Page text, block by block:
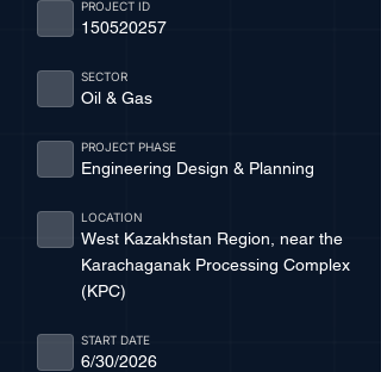
150520257
PROJECT ID
Oil & Gas
SECTOR
Engineering Design & Planning
PROJECT PHASE
West Kazakhstan Region, near the
Karachaganak Processing Complex
(KPC)
LOCATION
6/30/2026
START DATE